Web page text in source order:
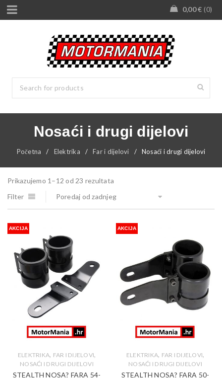
0,00€ 0
Nosaći i drugi dijelovi
Početna / Elektrika / Far i dijelovi / Nosaći i drugi dijelovi
Prikazujemo 1–12 od 23 rezultata
Filter
Poredaj od zadnjeg
AKCIJA
ELEKTRIKA, FAR I DIJELOVI,
NOSAĆI I DRUGI DIJELOVI
STEALTH NOSA? FARA 54-
AKCIJA
ELEKTRIKA, FAR I DIJELOVI,
NOSAĆI I DRUGI DIJELOVI
STEALTH NOSA? FARA 50-